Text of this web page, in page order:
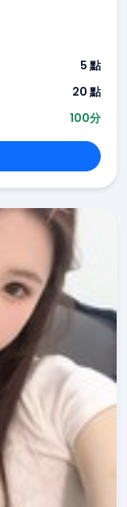
5 點
20 點
100分